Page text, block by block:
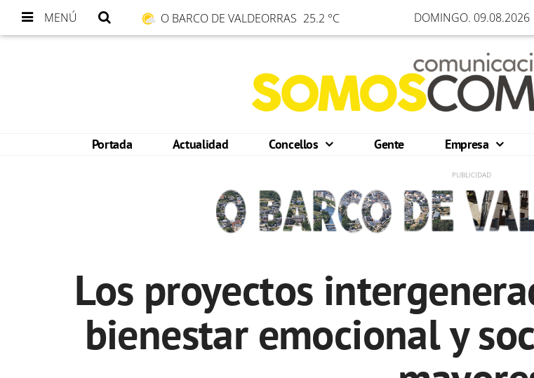
MENÚ O BARCO DE VALDEORRAS 25.2 °C DOMINGO. 09.08.2026
Portada Actualidad Concellos Gente Empresa
Los proyectos
bienestar emocional y